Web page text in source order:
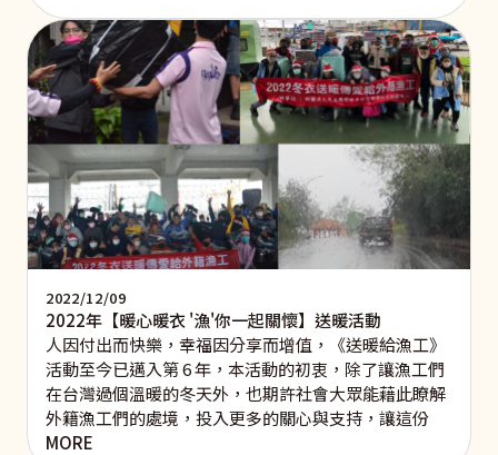
2022/12/09
2022年【暖心暖衣 '漁'你一起關懷】送暖活動
人因付出而快樂，幸福因分享而增值，《送暖給漁工》
活動至今已邁入第 6 年，本活動的初衷，除了讓漁工們
在台灣過個溫暖的冬天外，也期許社會大眾能藉此瞭解
外籍漁工們的處境，投入更多的關心與支持，讓這份
MORE